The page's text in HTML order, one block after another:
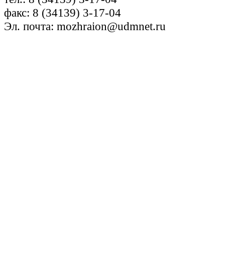
факс: 8 (34139) 3-17-04
Эл. почта: mozhraion@udmnet.ru